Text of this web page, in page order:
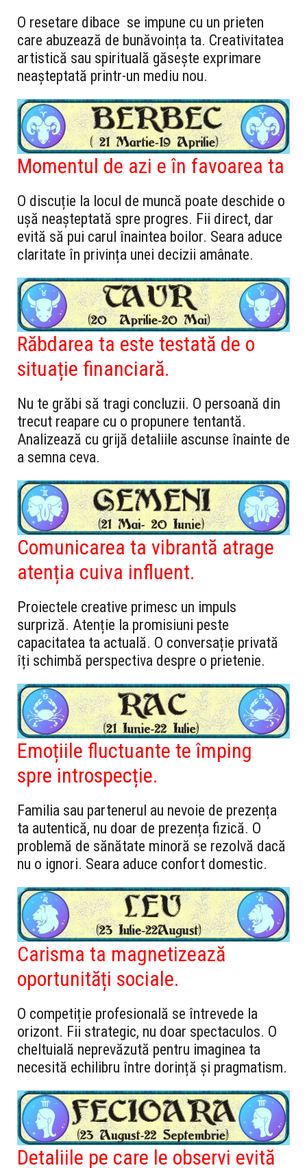
O resetare dibace se impune cu un prieten
care abuzează de bunăvoința ta. Creativitatea
artistică sau spirituală găsește exprimare
neașteptată printr-un mediu nou.
Momentul de azi e în favoarea ta
O discuție la locul de muncă poate deschide o
ușă neașteptată spre progres. Fii direct, dar
evită să pui carul înaintea boilor. Seara aduce
claritate în privința unei decizii amânate.
Răbdarea ta este testată de o
situație financiară.
Nu te grăbi să tragi concluzii. O persoană din
trecut reapare cu o propunere tentantă.
Analizează cu grijă detaliile ascunse înainte de
a semna ceva.
Comunicarea ta vibrantă atrage
atenția cuiva influent.
Proiectele creative primesc un impuls
surpriză. Atenție la promisiuni peste
capacitatea ta actuală. O conversație privată
îți schimbă perspectiva despre o prietenie.
Emoțiile fluctuante te împing
spre introspecție.
Familia sau partenerul au nevoie de prezența
ta autentică, nu doar de prezența fizică. O
problemă de sănătate minoră se rezolvă dacă
nu o ignori. Seara aduce confort domestic.
Carisma ta magnetizează
oportunități sociale.
O competiție profesională se întrevede la
orizont. Fii strategic, nu doar spectaculos. O
cheltuială neprevăzută pentru imaginea ta
necesită echilibru între dorință și pragmatism.
Detaliile pe care le observi evită